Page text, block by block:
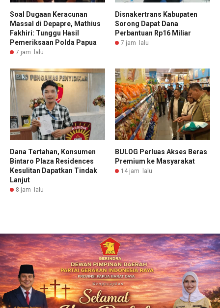
Soal Dugaan Keracunan
Massal di Depapre, Mathius
Fakhiri: Tunggu Hasil
Pemeriksaan Polda Papua
7 jam lalu
Disnakertrans Kabupaten
Sorong Dapat Dana
Perbantuan Rp16 Miliar
7 jam lalu
Dana Tertahan, Konsumen
Bintaro Plaza Residences
Kesulitan Dapatkan Tindak
Lanjut
8 jam lalu
BULOG Perluas Akses Beras
Premium ke Masyarakat
14 jam lalu